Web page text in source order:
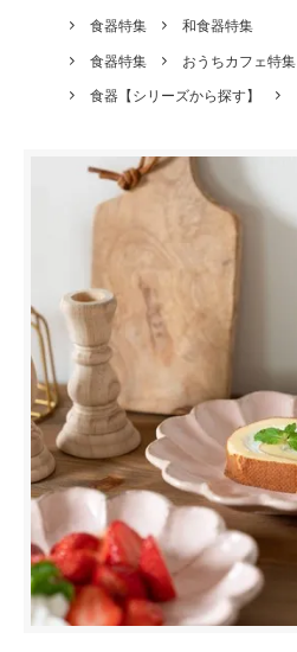
食器特集
和食器特集
食器特集
おうちカフェ特集
食器【シリーズから探す】